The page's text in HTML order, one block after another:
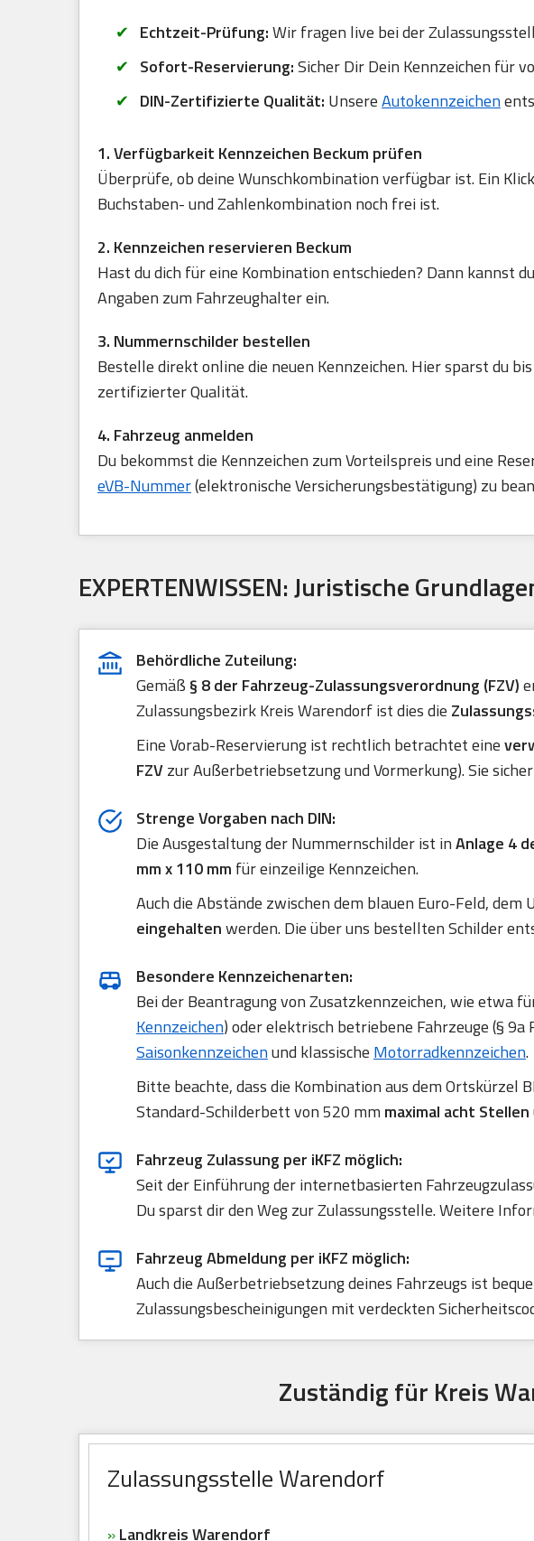
Echtzeit-Prüfung:Wir fragen live bei der
Sofort-Reservierung:Sicher Dir Dein Kennzeichen für
DIN-Zertifizierte Qualität: UnsereAutokennzeichen
1. Verfügbarkeit Kennzeichen Beckum prüfen
Überprüfe, ob deine Wunschkombination verfügbar ist. Ein
Buchstaben- und Zahlenkombination noch frei ist.
2. Kennzeichen reservieren Beckum
Hast du dich für eine Kombination entschieden? Dann kannst
Angaben zum Fahrzeughalter ein.
3. Nummernschilder bestellen
Bestelle direkt online die neuen Kennzeichen. Hier sparst du
zertifizierter Qualität.
4. Fahrzeug anmelden
Du bekommst die Kennzeichen zum Vorteilspreis und eine
eVB-Nummer(elektronische Versicherungsbestätigung) zu
EXPERTENWISSEN: Juristische
Behördliche Zuteilung:
Gemäß § 8 der Fahrzeug-Zulassungsverordnung (FZV)
Zulassungsbezirk Kreis Warendorf ist dies die
Eine Vorab-Reservierung ist rechtlich betrachtet eine
FZVzur Außerbetriebsetzung und Vormerkung). Sie
Strenge Vorgaben nach DIN:
Die Ausgestaltung der Nummernschilder ist inAnlage 4
mm x 110 mm für einzeilige Kennzeichen.
Auch die Abstände zwischen dem blauen Euro-Feld,
eingehaltenwerden. Die über uns bestellten Schilder
Besondere Kennzeichenarten:
Bei der Beantragung von Zusatzkennzeichen, wie etwa
Kennzeichen) oder elektrisch betriebene Fahrzeuge (§ 9a
Saisonkennzeichenund klassische Motorradkennzeichen.
Bitte beachte, dass die Kombination aus dem Ortskürzel
Standard-Schilderbett von 520 mm maximal acht Stellen
Fahrzeug Zulassung per iKFZ möglich:
Seit der Einführung der internetbasierten
Du sparst dir den Weg zur Zulassungsstelle. Weitere
Fahrzeug Abmeldung per iKFZ möglich:
Auch die Außerbetriebsetzung deines Fahrzeugs ist
Zulassungsbescheinigungen mit verdeckten
Zuständig für Kreis
Zulassungsstelle Warendorf
»Landkreis Warendorf